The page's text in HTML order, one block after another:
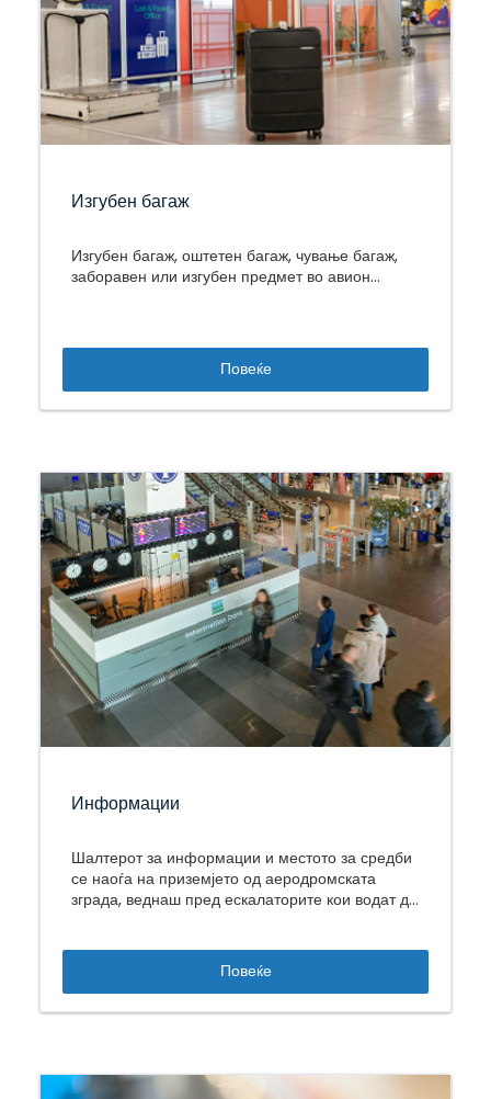
Изгубен багаж
Изгубен багаж, оштетен багаж, чување багаж,
заборавен или изгубен предмет во авион...
Повеќе
Информации
Шалтерот за информации и местото за средби
се наоѓа на приземјето од аеродромската
зграда, веднаш пред ескалаторите кои водат до
Повеќе